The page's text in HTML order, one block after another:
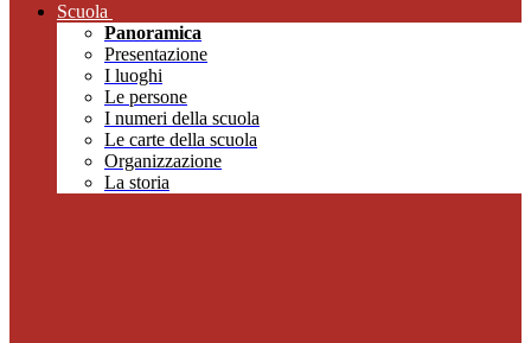
Scuola
Panoramica
Presentazione
I luoghi
Le persone
I numeri della scuola
Le carte della scuola
Organizzazione
La storia